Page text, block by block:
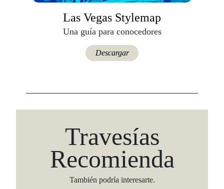
Las Vegas Stylemap
Una guía para conocedores
Descargar
Travesías
Recomienda
También podría interesarte.